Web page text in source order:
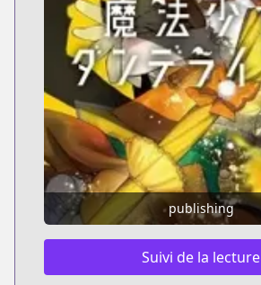
publishing
Suivi de la lecture